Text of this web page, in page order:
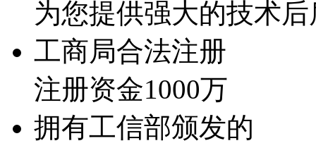
为您提供强大的技术后
工商局合法注册
注册资金1000万
拥有工信部颁发的